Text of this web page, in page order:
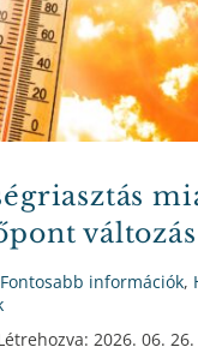
információk Hírek,
Fontosabb információk,
2026. 06. 26.